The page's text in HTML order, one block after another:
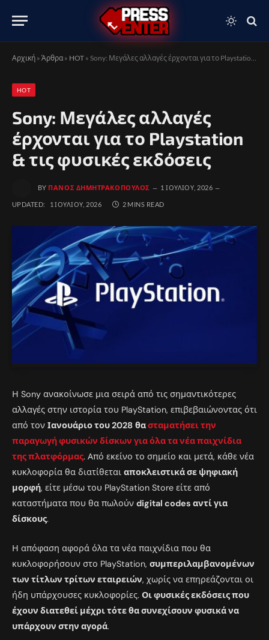
Αρχική » Άρθρα » HOT » Sony: Μεγάλες αλλαγές έρχονται για το Playstation & τις φυσικές εκδόσεις
HOT
Sony: Μεγάλες αλλαγές
έρχονται για το Playstation
& τις φυσικές εκδόσεις
BY ΠΆΝΟΣ ΔΗΜΗΤΡΑΚΌΠΟΥΛΟΣ 1 ΙΟΥΛΊΟΥ, 2026
UPDATED: 1 ΙΟΥΛΊΟΥ, 2026 2 MINS READ
Η Sony ανακοίνωσε μια σειρά από τις σημαντικότερες
αλλαγές στην ιστορία του PlayStation, επιβεβαιώνοντας ότι
από τον Ιανουάριο του 2028 θασταματήσει την
παραγωγή φυσικών δίσκων για όλα τα νέα παιχνίδια
της πλατφόρμας. Από εκείνο το σημείο και μετά, κάθε νέα
κυκλοφορία θα διατίθεται αποκλειστικά σε ψηφιακή
μορφή, είτε μέσω του PlayStation Store είτε από
καταστήματα που θα πωλούν digital codes αντί για
δίσκους.
Η απόφαση αφορά όλα τα νέα παιχνίδια που θα
κυκλοφορήσουν στο PlayStation, συμπεριλαμβανομένων
των τίτλων τρίτων εταιρειών, χωρίς να επηρεάζονται οι
ήδη υπάρχουσες κυκλοφορίες. Οι φυσικές εκδόσεις που
έχουν διατεθεί μέχρι τότε θα συνεχίσουν φυσικά να
υπάρχουν στην αγορά.